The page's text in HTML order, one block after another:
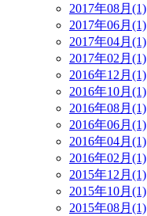
2017年08月(1)
2017年06月(1)
2017年04月(1)
2017年02月(1)
2016年12月(1)
2016年10月(1)
2016年08月(1)
2016年06月(1)
2016年04月(1)
2016年02月(1)
2015年12月(1)
2015年10月(1)
2015年08月(1)